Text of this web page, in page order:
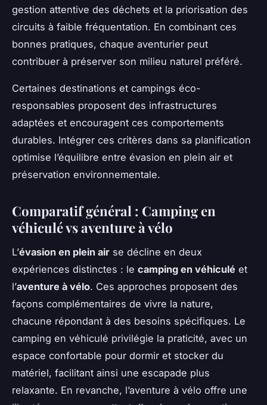
gestion attentive des déchets et la priorisation des
circuits à faible fréquentation. En combinant ces
bonnes pratiques, chaque aventurier peut
contribuer à préserver son milieu naturel préféré.
Certaines destinations et campings éco-
responsables proposent des infrastructures
adaptées et encouragent ces comportements
durables. Intégrer ces critères dans sa planification
optimise l’équilibre entre évasion en plein air et
préservation environnementale.
Comparatif général : Camping en
véhiculé vs aventure à vélo
L’évasion en plein air se décline en deux
expériences distinctes : le camping en véhiculé et
l’aventure à vélo. Ces approches proposent des
façons complémentaires de vivre la nature,
chacune répondant à des besoins spécifiques. Le
camping en véhiculé privilégie la praticité, avec un
espace confortable pour dormir et stocker du
matériel, facilitant ainsi une escapade plus
relaxante. En revanche, l’aventure à vélo offre une